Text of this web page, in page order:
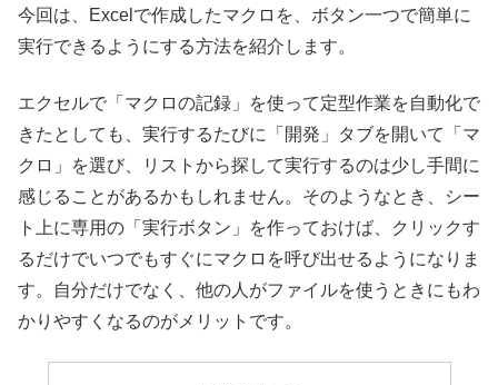
今回は、Excelで作成したマクロを、ボタン一つで簡単に
実行できるようにする方法を紹介します。
エクセルで「マクロの記録」を使って定型作業を自動化で
きたとしても、実行するたびに「開発」タブを開いて「マ
クロ」を選び、リストから探して実行するのは少し手間に
感じることがあるかもしれません。そのようなとき、シー
ト上に専用の「実行ボタン」を作っておけば、クリックす
るだけでいつでもすぐにマクロを呼び出せるようになりま
す。自分だけでなく、他の人がファイルを使うときにもわ
かりやすくなるのがメリットです。